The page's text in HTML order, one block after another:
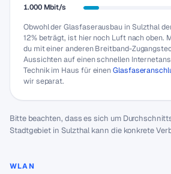
1.000 Mbit/s
Obwohl der Glasfaserausbau in Sulzthal
12% beträgt, ist hier noch Luft nach oben.
du mit einer anderen Breitband-
Aussichten auf einen schnellen
Technik im Haus für einen
wir separat.
Bitte beachten, dass es sich um
Stadtgebiet in Sulzthal kann die konkrete
WLAN